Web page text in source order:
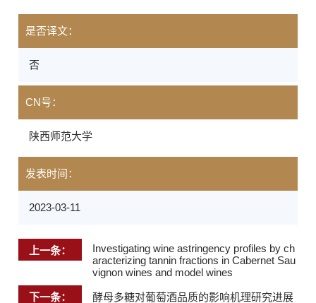
是否译文：
否
CN号：
陕西师范大学
发表时间：
2023-03-11
上一条：
Investigating wine astringency profiles by ch
aracterizing tannin fractions in Cabernet Sau
vignon wines and model wines
下一条： 酵母多糖对葡萄酒品质的影响机理研究进展